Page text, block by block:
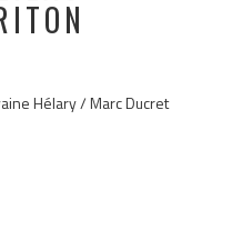
Hélary / Marc Ducret